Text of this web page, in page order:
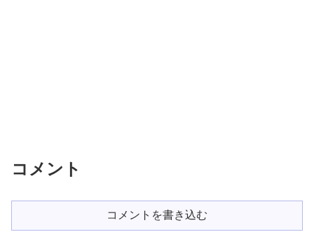
コメント
コメントを書き込む